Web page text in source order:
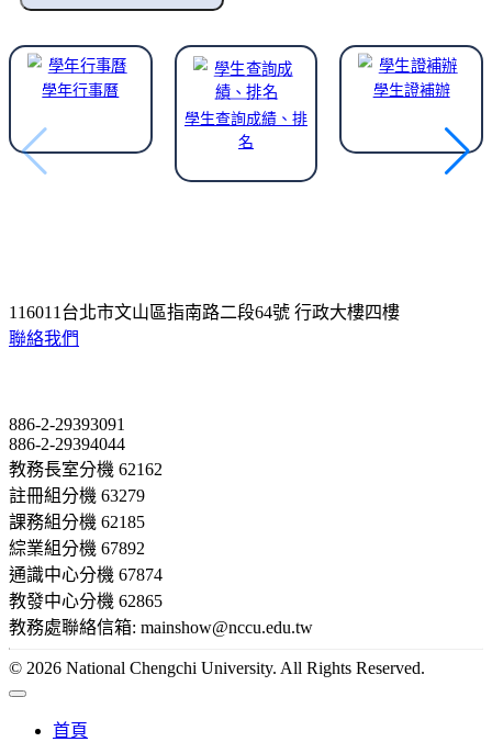
學年行事曆
學生查詢成績、排
名
學生證補辦
116011台北市文山區指南路二段64號 行政大樓四樓
聯絡我們
886-2-29393091
886-2-29394044
教務長室分機 62162
註冊組分機 63279
課務組分機 62185
綜業組分機 67892
通識中心分機 67874
教發中心分機 62865
教務處聯絡信箱: mainshow@nccu.edu.tw
© 2026 National Chengchi University. All Rights Reserved.
首頁